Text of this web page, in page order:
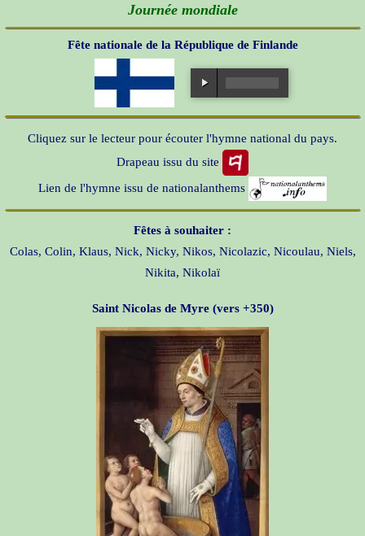
Journée mondiale
Fête nationale de la République de Finlande
Cliquez sur le lecteur pour écouter l'hymne national du pays.
Drapeau issu du site
Lien de l'hymne issu de nationalanthems
Fêtes à souhaiter :
Colas, Colin, Klaus, Nick, Nicky, Nikos, Nicolazic, Nicoulau, Niels,
Nikita, Nikolaï
Saint Nicolas de Myre (vers +350)